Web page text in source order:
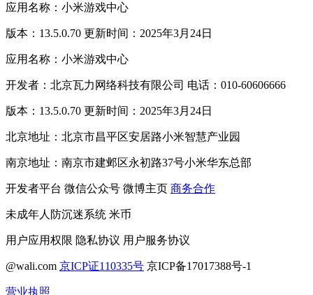
应用名称：小米游戏中心
版本：13.5.0.70 更新时间：2025年3月24日
应用名称：小米游戏中心
开发者：北京瓦力网络科技有限公司 电话：010-60606666
版本：13.5.0.70 更新时间：2025年3月24日
北京地址：北京市昌平区安居路小米智慧产业园
南京地址：南京市建邺区永初路37号小米华东总部
开发者平台 微信公众号 微博主页 商务合作
未成年人防沉迷系统 米币
用户应用权限 隐私协议 用户服务协议
@wali.com 京ICP证110335号 京ICP备17017388号-1
营业执照